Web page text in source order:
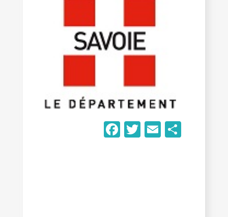
Facebook
Twitter
Email